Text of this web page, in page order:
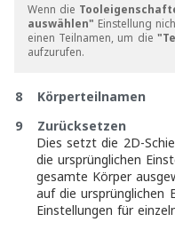
Wenn die
auswählen" Einstellung
einen Teilnamen, um die
aufzurufen.
8 Körperteilnamen
9
Zurücksetzen
Dies setzt die 2D-
die ursprünglichen
gesamte Körper
auf die ursprünglichen
Einstellungen für